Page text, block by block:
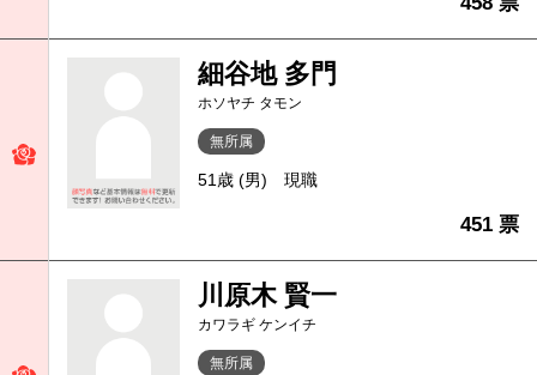
細谷地 多門
ホソヤチ タモン
無所属
51歳 (男) 現職
451 票
川原木 賢一
カワラギ ケンイチ
無所属